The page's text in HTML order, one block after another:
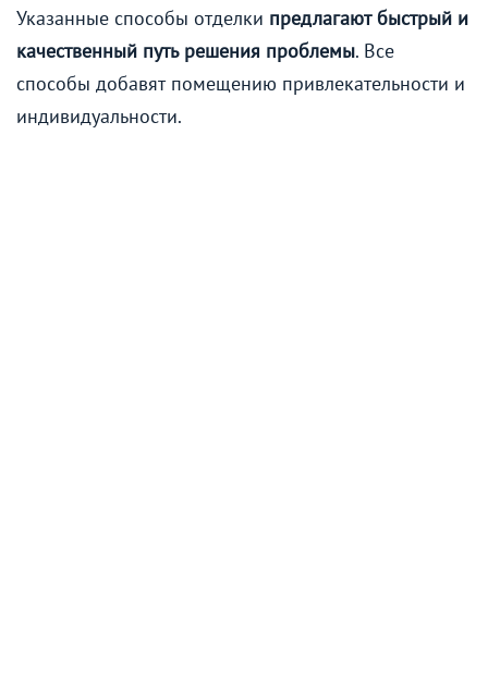
Указанные способы отделки предлагают быстрый и
качественный путь решения проблемы. Все
способы добавят помещению привлекательности и
индивидуальности.